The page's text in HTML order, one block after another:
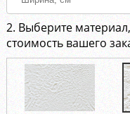
2. Выберите
стоимость вашего